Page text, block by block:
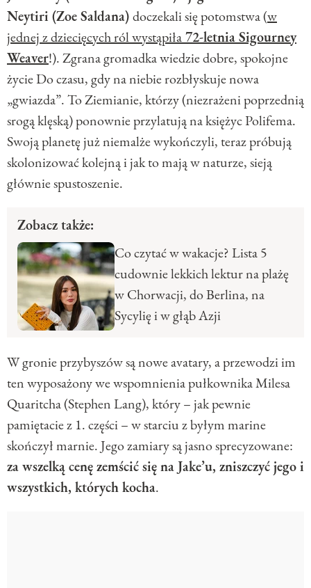
Neytiri (Zoe Saldana)doczekali się potomstwa (w
jednej z dziecięcych ról wystąpiła72-letnia Sigourney
Weaver!). Zgrana gromadka wiedzie dobre, spokojne
życie Do czasu, gdy na niebie rozbłyskuje nowa
„gwiazda”. To Ziemianie, którzy (niezrażeni poprzednią
srogą klęską) ponownie przylatują na księżyc Polifema.
Swoją planetę już niemalże wykończyli, teraz próbują
skolonizować kolejną i jak to mają w naturze, sieją
głównie spustoszenie.
Zobacz także:
Co czytać w wakacje? Lista 5
cudownie lekkich lektur na plażę
w Chorwacji, do Berlina, na
Sycylię i w głąb Azji
W gronie przybyszów są nowe avatary, a przewodzi im
ten wyposażony we wspomnienia pułkownika Milesa
Quaritcha (Stephen Lang), który – jak pewnie
pamiętacie z 1. części – w starciu z byłym marine
skończył marnie. Jego zamiary są jasno sprecyzowane:
za wszelką cenę zemścić się na Jake’u, zniszczyć jego i
wszystkich, których kocha.